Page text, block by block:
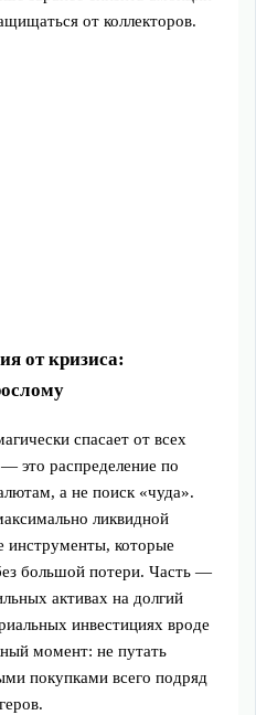
от коллекторов.
от кризиса:
спасает от всех
это распределение по
а не поиск «чуда».
ликвидной
инструменты, которые
большой потери. Часть —
активах на долгий
инвестициях вроде
момент: не путать
покупками всего подряд